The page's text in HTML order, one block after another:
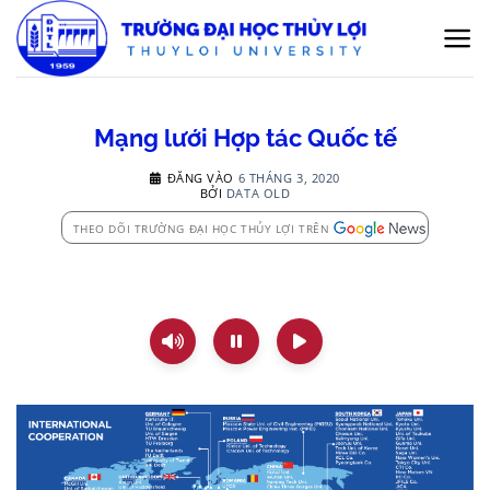
qua
nội
Mạng lưới Hợp tác Quốc tế
ĐĂNG VÀO 6 THÁNG 3, 2020
BỞI DATA OLD
THEO DÕI TRƯỜNG ĐẠI HỌC THỦY LỢI TRÊN